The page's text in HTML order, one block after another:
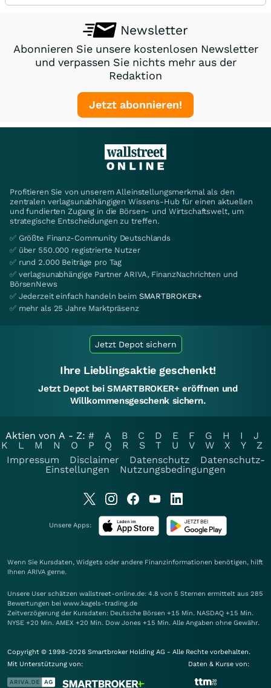
Newsletter
Abonnieren Sie unsere kostenlosen Newsletter
und verpassen Sie nichts mehr aus der
Redaktion
Jetzt abonnieren!
Profitieren Sie von unserem Alleinstellungsmerkmal als den
zentralen verlagsunabhängigen Wissens-Hub für einen aktuellen
und fundierten Zugang in die Börsen- und Wirtschaftswelt, um
strategische Entscheidungen zu treffen.
✅ Größte Finanz-Community Deutschlands
✅ über 550.000 registrierte Nutzer
✅ rund 2.000 Beiträge pro Tag
✅ verlagsunabhängige Partner ARIVA, FinanzNachrichten und
BörsenNews
✅ Jederzeit einfach handeln beim SMARTBROKER+
✅ mehr als 25 Jahre Marktpräsenz
Jetzt Depot sichern
Ihre Lieblingsaktie geschenkt!
Jetzt Depot bei SMARTBROKER+ eröffnen und
Willkommensgeschenk sichern.
Aktien von A - Z: # A B C D E F G H I
J
K
L M N O P Q R S T U V W X Y
Z
Impressum
Disclaimer Datenschutz
Datenschutz-
Einstellungen
Nutzungsbedingungen
Unsere Apps:
Wenn Sie Kursdaten, Widgets oder andere Finanzinformationen benötigen, hilft
Ihnen ARIVA gerne.
Unsere User schätzen wallstreet-online.de: 4.8 von 5 Sternen ermittelt aus 285
Bewertungen bei www.kagels-trading.de
Zeitverzögerung der Kursdaten: Deutsche Börsen +15 Min. NASDAQ +15 Min.
NYSE +20 Min. AMEX +20 Min. Dow Jones +15 Min. Alle Angaben ohne Gewähr.
Copyright © 1998-2026 Smartbroker Holding AG - Alle Rechte vorbehalten.
Mit Unterstützung von:
Daten & Kurse von: